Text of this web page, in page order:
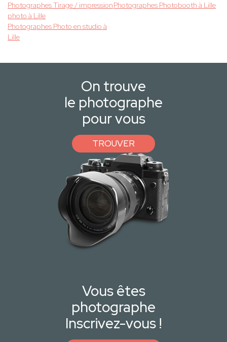
Photographes Tirage / impression
photo à Lille
Photographes Photobooth à Lille
Photographes Photo en studio à
Lille
On trouve
le photographe
pour vous
TROUVER
Vous êtes
photographe
Inscrivez-vous !